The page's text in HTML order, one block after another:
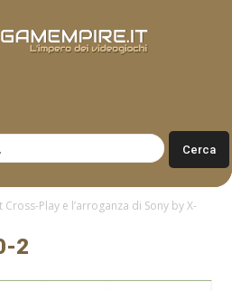
Play e l’arroganza di Sony by X-
2